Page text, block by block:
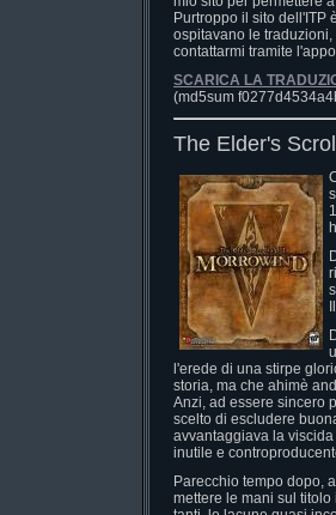
Purtroppo il sito dell'ITP
ospitavano le
contattarmi tramite
SCARICA LA
(md5sum
The Elder's
l'erede di una stirpe
storia, ma che ahimè
Anzi, ad essere sincero
scelto di escludere
avvantaggiava la
inutile e
Parecchio tempo dopo,
mettere le mani sul